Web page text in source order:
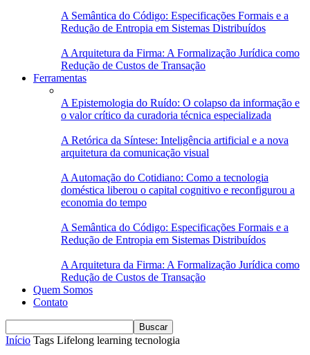
A Semântica do Código: Especificações Formais e a
Redução de Entropia em Sistemas Distribuídos
A Arquitetura da Firma: A Formalização Jurídica como
Redução de Custos de Transação
Ferramentas
A Epistemologia do Ruído: O colapso da informação e
o valor crítico da curadoria técnica especializada
A Retórica da Síntese: Inteligência artificial e a nova
arquitetura da comunicação visual
A Automação do Cotidiano: Como a tecnologia
doméstica liberou o capital cognitivo e reconfigurou a
economia do tempo
A Semântica do Código: Especificações Formais e a
Redução de Entropia em Sistemas Distribuídos
A Arquitetura da Firma: A Formalização Jurídica como
Redução de Custos de Transação
Quem Somos
Contato
Início Tags Lifelong learning tecnologia